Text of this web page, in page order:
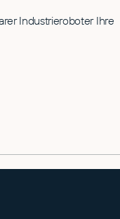
Industrieroboter Ihre